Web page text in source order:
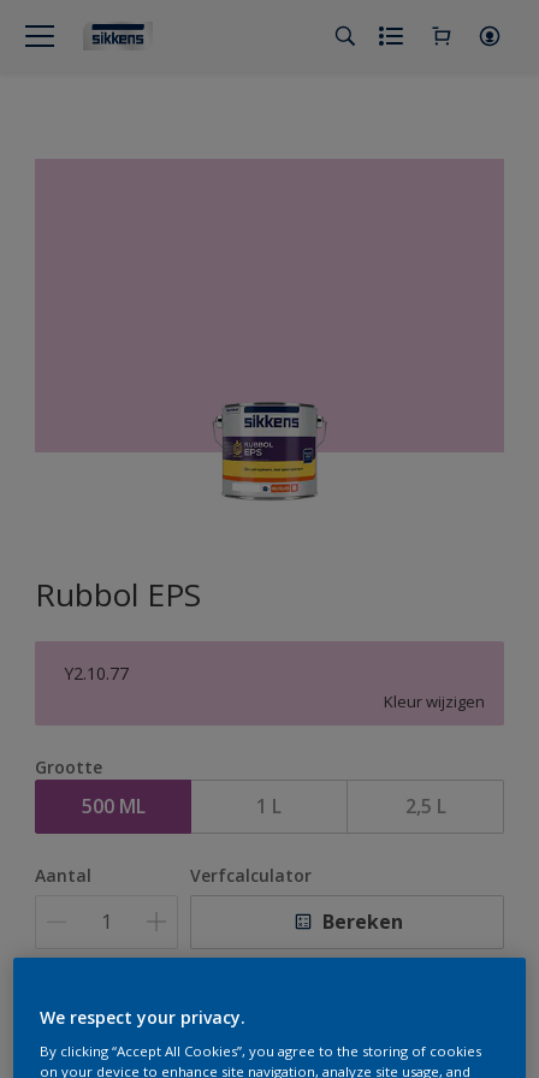
Rubbol EPS
Y2.10.77
Kleur wijzigen
Grootte
500 ML 1 L 2,5 L
Aantal Verfcalculator
Bereken
Op dit moment is het niet mogelijk dit product online
te bestellen. Houd de website in de gaten, we werken
er hard aan om de voorraad aan te vullen.
We respect your privacy.
By clicking “Accept All Cookies”, you agree to the storing of cookies
on your device to enhance site navigation, analyze site usage, and